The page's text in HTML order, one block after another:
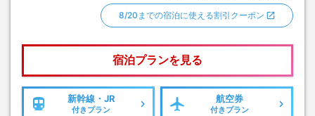
8/20までの宿泊に使える割引クーポン
宿泊プランを見る
新幹線・JR
付きプラン
航空券
付きプラン